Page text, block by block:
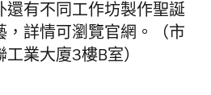
還有不同工作坊製作聖誕
，詳情可瀏覽官網。（市
工業大廈3樓B室）